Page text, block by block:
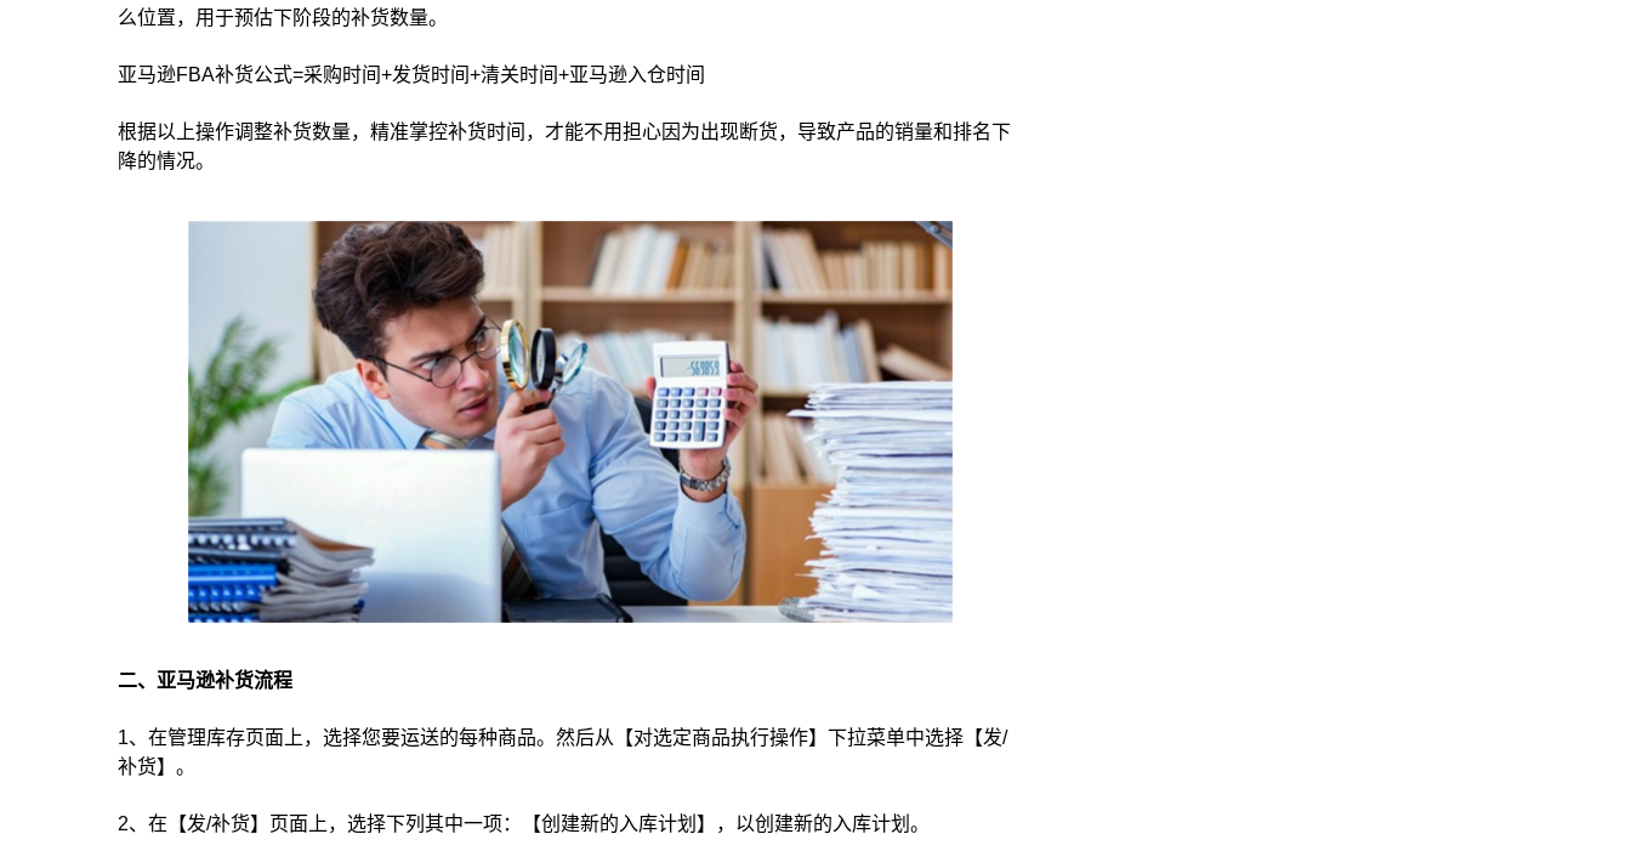
么位置，用于预估下阶段的补货数量。
亚马逊FBA补货公式=采购时间+发货时间+清关时间+亚马逊入仓时间
根据以上操作调整补货数量，精准掌控补货时间，才能不用担心因为出现断货，导致产品的销量和排名下
降的情况。
二、亚马逊补货流程
1、在管理库存页面上，选择您要运送的每种商品。然后从【对选定商品执行操作】下拉菜单中选择【发/
补货】。
2、在【发/补货】页面上，选择下列其中一项：【创建新的入库计划】，以创建新的入库计划。